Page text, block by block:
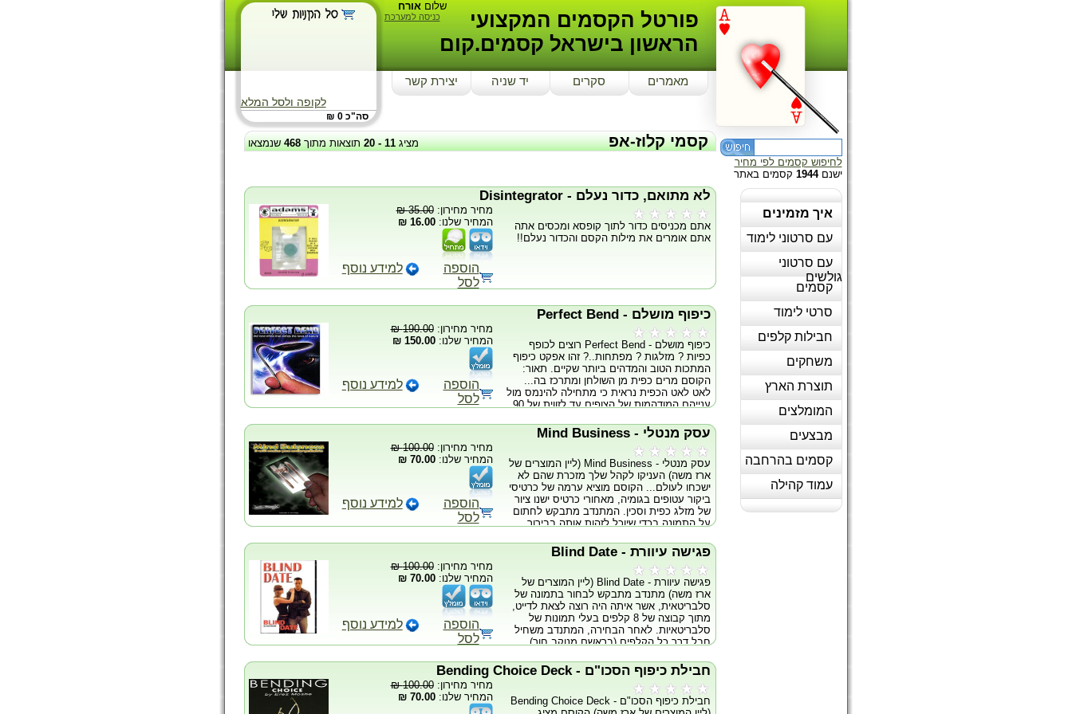
לקופה ולסל המלא
סה"כ 0 ₪
שלוםאורח
כניסה למערכת
פורטל הקסמים המקצועי
הראשון בישראל קסמים.קום
מאמרים סקרים יד שניה יצירת קשר
לחיפוש קסמים לפי מחיר
ישנם1944 קסמים באתר
איך מזמינים
עם סרטוני לימוד
עם סרטוני
גולשים
קסמים
סרטי לימוד
חבילות קלפים
משחקים
תוצרת הארץ
המומלצים
מבצעים
קסמים בהרחבה
עמוד קהילה
מציג11
-
20 תוצאות מתוך468שנמצאו קסמי קלוז-אפ
לא מתואם, כדור נעלם - Disintegrator
אתם מכניסים כדור לתוך קופסא ומכסים אתה
אתם אומרים את מילות הקסם והכדור נעלם!!
מחיר מחירון:35.00 ₪
המחיר שלנו:16.00 ₪
הוספה
לסל
למידע נוסף
כיפוף מושלם - Perfect Bend
כיפוף מושלם - Perfect Bend רוצים לכופף
כפיות ? מזלגות ? מפתחות..? זהו אפקט כיפוף
המתכות הטוב והמדהים ביותר שקיים. תאור:
הקוסם מרים כפית מן השולחן ומתרכז בה...
לאט לאט הכפית נראית כי מתחילה להינמס מול
ענייהם המודהמות של הצופים עד לזווית של 90
למראה עיניו. מתאים להופעות קלוז-אפ, במה,
ילדים ומבוגרים. ניתן להזמין כיפוף כפית, כיפוף
מזלג או בבכורה עולמית כיפוף מפתח - המפתח
ניתן לבדיקה לפני ואחרי הכיפוף. (יש לציין
בהערות בזמן ההזמנה את הכיפוף המבוקש) ללא
הכנה מוקדמת ללא כימיקלים עובד לגמרי
מעצמו הגימיק כמעט בלתי נראה ניתן להופיע
מוקף לחלוטין ניתן לעשות שוב מהר מאוד ללא
הכנה מיוחדת ניתן לשלוט האם הראש או הגוף
להמחשה בלבד. מראה הקופסה עלול
להשתנות.מגיע כיום של חברת FANTASMA
וכולל DVD בונוס ללימוד בערכת הכפית.
הסרטונים באדיבות ארז משה. כיפוף מזלג
http://www.djofir.co.il/fork.wmv כיפוף מפתח
http://www.djofir.co.il/keybendmoshe.wmv
הסרטון שלמטה הוא לכיפוף כפית.
מחיר מחירון:190.00 ₪
המחיר שלנו:150.00 ₪
הוספה
לסל
למידע נוסף
עסק מנטלי - Mind Business
עסק מנטלי - Mind Business (ליין המוצרים של
ארז משה) העניקו לקהל שלך מזכרת שהם לא
ישכחו לעולם... הקוסם מוציא ערמה של כרטיסי
ביקור עטופים בגומיה, מאחורי כרטיס ישנו ציור
של מזלג כפית וסכין. המתנדב מתבקש לחתום
על התמונה בכדי שיוכל לזהות אותה בבירור.
כשהחתימה פונה כלפי מטה אך במקום שניתן
יהיה לראות אותו כל הזמן. הקהל מתבקש להביט
בו. הקוסם שולף סכין מזלג וכפית אמיתיים ומניח
אותם על השולחן. הקוסם מבקש מהמתנדב
לבחור בכל אחד מכלי האכילה, להתרכז בו
ולהפעיל עליו את כוחות המחשבה. המתנדב
מתבקש להרים את כרטיס הביקור החתום
ולהראות לכולם למה גרמו הכוחות שלו... הכלי
שעליו חשב המתנדב התכופף על הכרטיס
לא ישכח לעולם... כולל: ערכה להכנת 80
כרטיסי ביקור. מתאים לכרטיסי ביקור בגודל
סטנדרטי.
מחיר מחירון:100.00 ₪
המחיר שלנו:70.00 ₪
הוספה
לסל
למידע נוסף
פגישה עיוורת - Blind Date
פגישה עיוורת - Blind Date (ליין המוצרים של
ארז משה) מתנדב מתבקש לבחור בתמונה של
סלבריטאית, אשר איתה היה רוצה לצאת לדייט,
מתוך קבוצה של 8 קלפים בעלי תמונות של
סלבריטאיות. לאחר הבחירה, המתנדב משחיל
חבל דרך כל הקלפים (בראשם מנוקב חור)
נועץ מבט עמוק אל תוך עיניו של המתנדב
ומתרכז... המתנדב מתבקש לפתוח את הקשר
אשר קשר בחוט ולדפדף בכרטיסים. לאחר
שסיים לדפדף בכרטיסים המתנדב נדהם לגלות
מחיר מחירון:100.00 ₪
המחיר שלנו:70.00 ₪
הוספה
לסל
למידע נוסף
חבילת כיפוף הסכו"ם - Bending Choice Deck
חבילת כיפוף הסכו"ם - Bending Choice Deck
מחיר מחירון:100.00 ₪
המחיר שלנו:70.00 ₪